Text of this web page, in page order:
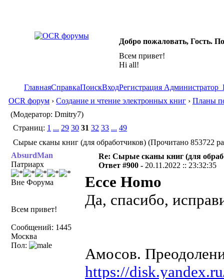
Добро пожаловать, Гость.
Всем привет!
Hi all!
ГлавнаяСправкаПоискВходРегистрация Администратор
OCR форум › Создание и чтение электронных книг › Планы
(Модератор: Dmitry7)
Страниц: 1 ... 29 30 31 32 33 ... 49
Сырые сканы книг (для обработчиков) (Прочитано 853722
AbsurdMan
Патриарх
Вне Форума
Всем привет!
Сообщений: 1445
Москва
Пол:
Re: Сырые сканы книг (для
Ответ #900 - 20.11.2022 :: 23:32:35
Ecce Homo
Да, спасибо,
Амосов.
https://